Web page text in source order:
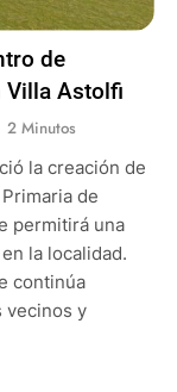
de
Villa Astolfi
2 Minutos
la creación de
de
permitirá una
la localidad.
continúa
vecinos y